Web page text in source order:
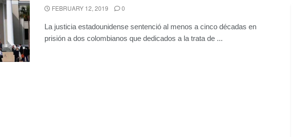
FEBRUARY 12, 2019 0
La justicia estadounidense sentenció al menos a cinco décadas en
prisión a dos colombianos que dedicados a la trata de ...